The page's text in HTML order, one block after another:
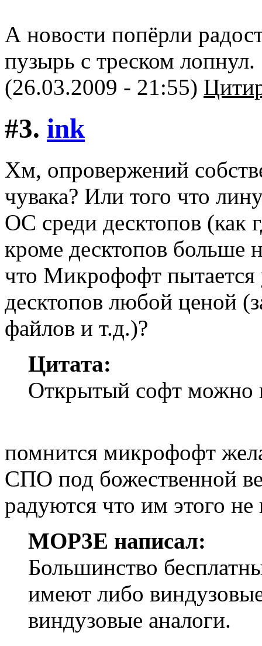
А новости попёрли
пузырь с треском лопнул.
(26.03.2009 - 21:55)
#3. ink
Хм, опровержений
чувака? Или того что
ОС среди десктопов (как
кроме десктопов больше
что Микрофофт
десктопов любой ценой
файлов и т.д.)?
Цитата:
Открытый софт можно
помнится микрофофт
СПО под божественной
радуются что им этого не
MOP3E написал:
Большинство
имеют либо
виндузовые аналоги.